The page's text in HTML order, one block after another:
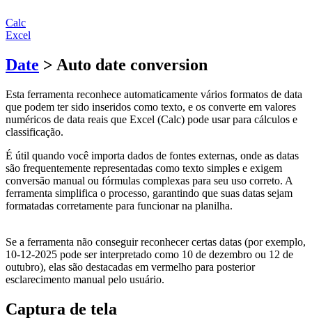
Calc
Excel
Date > Auto date conversion
Esta ferramenta reconhece automaticamente vários formatos de data
que podem ter sido inseridos como texto, e os converte em valores
numéricos de data reais que Excel (Calc) pode usar para cálculos e
classificação.
É útil quando você importa dados de fontes externas, onde as datas
são frequentemente representadas como texto simples e exigem
conversão manual ou fórmulas complexas para seu uso correto. A
ferramenta simplifica o processo, garantindo que suas datas sejam
formatadas corretamente para funcionar na planilha.
Se a ferramenta não conseguir reconhecer certas datas (por exemplo,
10-12-2025 pode ser interpretado como 10 de dezembro ou 12 de
outubro), elas são destacadas em vermelho para posterior
esclarecimento manual pelo usuário.
Captura de tela